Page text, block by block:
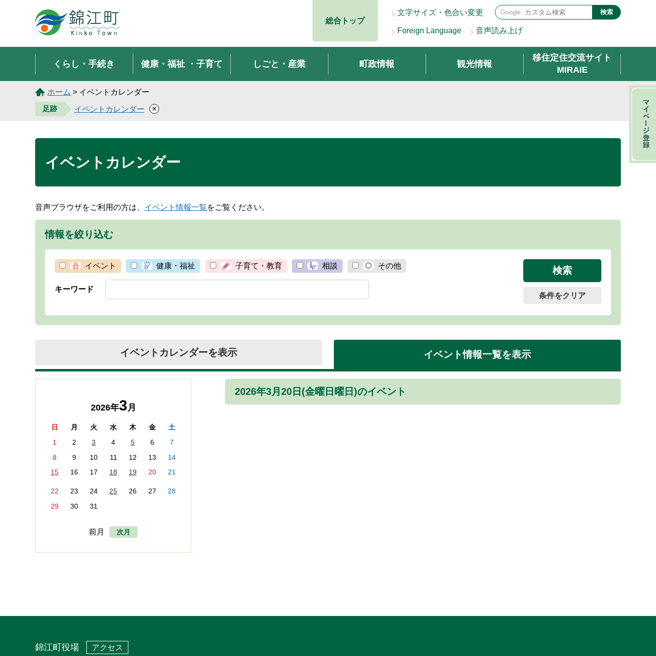
錦江町 Kinko Town
総合トップ
文字サイズ・色合い変更
Foreign Language 音声読み上げ
検索
くらし・手続き 健康・福祉・子育て しごと・産業 町政情報 観光情報
移住定住交流サイト
MIRAIE
ホーム > イベントカレンダー
足跡
イベントカレンダー ×
イベントカレンダー
音声ブラウザをご利用の方は、 イベント情報一覧をご覧ください。
情報を絞り込む
イベント 健康・福祉 子育て・教育 相談 その他
キーワード
条件をクリア
イベントカレンダーを表示 イベント情報一覧を表示
2026年3月
日 月 火 水 木 金
土
1
2 3 4 5 6
7
8
9 10 11 12 13
14
15
16 17 18 19 20 21
22 23 24 25 26 27
28
29
30 31
前月 次月
2026年3月20日(金曜日曜日)のイベント
錦江町役場 アクセス